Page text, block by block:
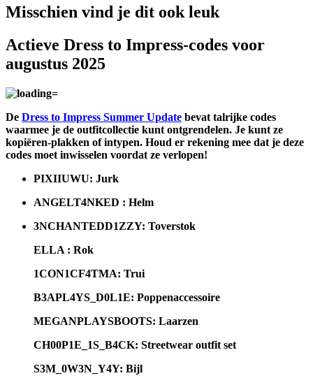
Misschien vind je dit ook leuk
Actieve Dress to Impress-codes voor
augustus 2025
De Dress to Impress Summer Update bevat talrijke codes
waarmee je de outfitcollectie kunt ontgrendelen. Je kunt ze
kopiëren-plakken of intypen. Houd er rekening mee dat je deze
codes moet inwisselen voordat ze verlopen!
PIXIIUWU: Jurk
ANGELT4NKED : Helm
3NCHANTEDD1ZZY: Toverstok
ELLA : Rok
1CON1CF4TMA: Trui
B3APL4YS_D0L1E: Poppenaccessoire
MEGANPLAYSBOOTS: Laarzen
CH00P1E_1S_B4CK: Streetwear outfit set
S3M_0W3N_Y4Y: Bijl